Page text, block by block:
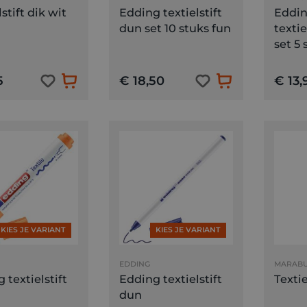
dik wit
Edding textielstift
dun set 10 stuks fun
€ 18,50
set 5
€
KIES JE VARIANT
textielstift
KIES JE VARIANT
EDDING
Edding textielstift
dun